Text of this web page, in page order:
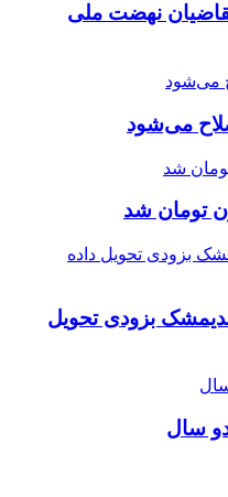
نهضت ملی
می‌شود
بزودی تحویل
سال